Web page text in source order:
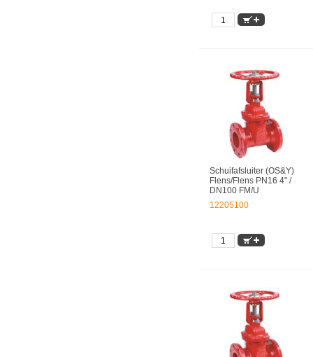
Schuifafsluiter (OS&Y)
Flens/Flens PN16 4" /
DN100 FM/U
12205100